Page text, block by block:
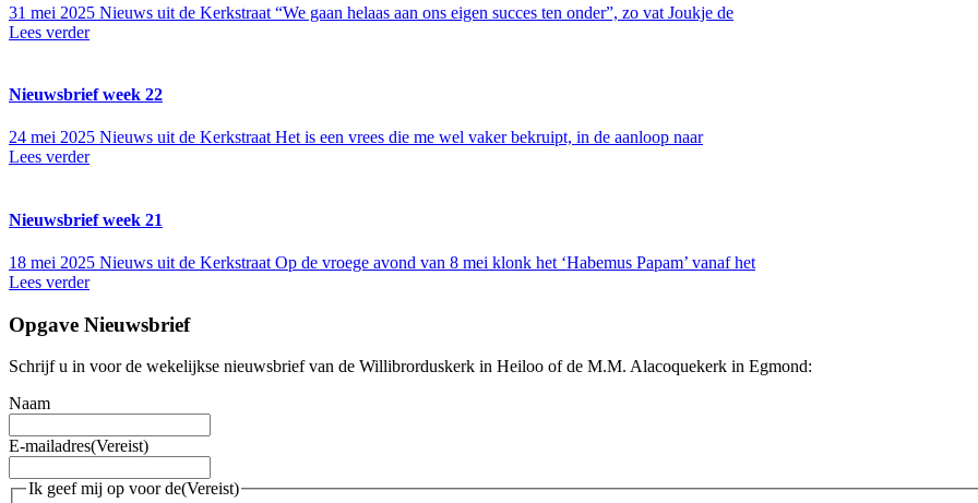
31 mei 2025 Nieuws uit de Kerkstraat “We gaan helaas aan ons eigen succes ten onder”, zo vat Joukje de
Lees verder
Nieuwsbrief week 22
24 mei 2025 Nieuws uit de Kerkstraat Het is een vrees die me wel vaker bekruipt, in de aanloop naar
Lees verder
Nieuwsbrief week 21
18 mei 2025 Nieuws uit de Kerkstraat Op de vroege avond van 8 mei klonk het ‘Habemus Papam’ vanaf het
Lees verder
Opgave Nieuwsbrief
Schrijf u in voor de wekelijkse nieuwsbrief van de Willibrorduskerk in Heiloo of de M.M. Alacoquekerk in Egmond:
Naam
E-mailadres(Vereist)
Ik geef mij op voor de(Vereist)